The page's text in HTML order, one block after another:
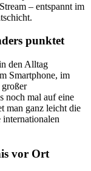
– entspannt im
punktet
den Alltag
Smartphone, im
noch mal auf eine
man ganz leicht die
internationalen
vor Ort